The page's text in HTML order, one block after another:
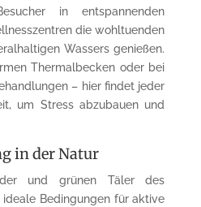
in entspannenden
die wohltuenden
Wassers genießen.
Thermalbecken oder bei
– hier findet jeder
um Stress abzubauen und
in der Natur
und grünen Täler des
Bedingungen für aktive